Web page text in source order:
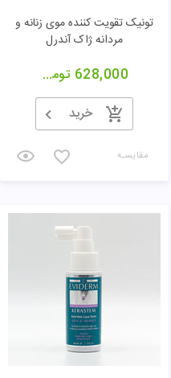
تونیک تقویت کننده موی زنانه و
مردانه ژاک آندرل
628,000 تومان
خرید
مقایسـه